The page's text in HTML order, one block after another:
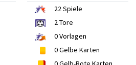
22Spiele
2Tore
0Vorlagen
0Gelbe Karten